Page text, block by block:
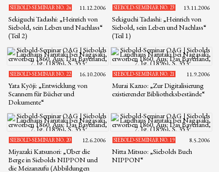
SIEBOLD-SEMINAR NO. 24 11.12.2006
Sekiguchi Tadashi: „Heinrich von
Siebold, sein Leben und Nachlass“
(Teil 2)
SIEBOLD-SEMINAR NO. 23 13.11.2006
Sekiguchi Tadashi: „Heinrich von
Siebold, sein Leben und Nachlass“
(Teil 1)
SIEBOLD-SEMINAR NO. 22 16.10.2006
Yata Kyōji: „Entwicklung von
Scannern für Bücher und
Dokumente“
SIEBOLD-SEMINAR NO. 21 11.9.2006
Murai Kazuo: „Zur Digitalisierung
existierender Bibliotheksbestände“
SIEBOLD-SEMINAR NO. 20 12.6.2006
Miyazaki Katsunori: „Über die
Berge in Siebolds NIPPON und
die Meizanzufu (Abbildungen
SIEBOLD-SEMINAR NO. 19 8.5.2006
Nitta Mitsuo: „Siebolds Buch
NIPPON“